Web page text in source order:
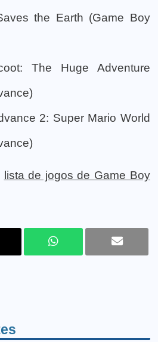
the Earth (Game Boy
The Huge Adventure
2: Super Mario World
lista de jogos de Game Boy